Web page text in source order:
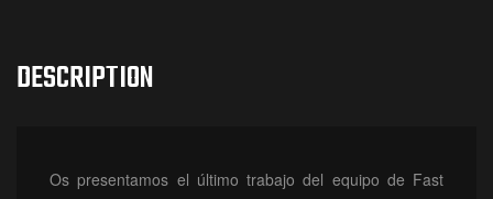
DESCRIPTION
Os presentamos el último trabajo del equipo de Fast